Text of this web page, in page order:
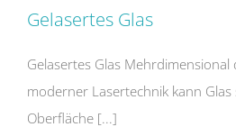
Gelasertes Glas
Gelasertes Glas
moderner Lasertechnik kann
Oberfläche [...]